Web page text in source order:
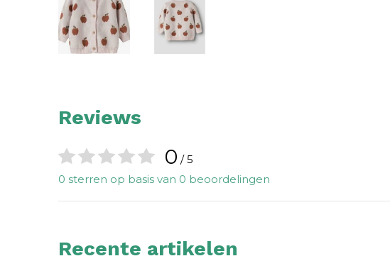
Reviews
0 / 5
0 sterren op basis van 0 beoordelingen
Recente artikelen